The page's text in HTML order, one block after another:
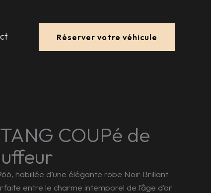
Réserver votre véhicule
COUPé de
habillée d’une élégante robe Noir Brillant
entre le charme intemporel de l’âge d’or